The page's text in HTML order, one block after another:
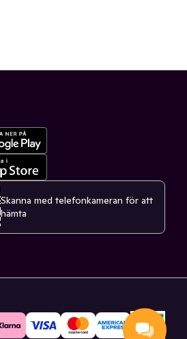
Skanna med telefonkameran för att
hämta